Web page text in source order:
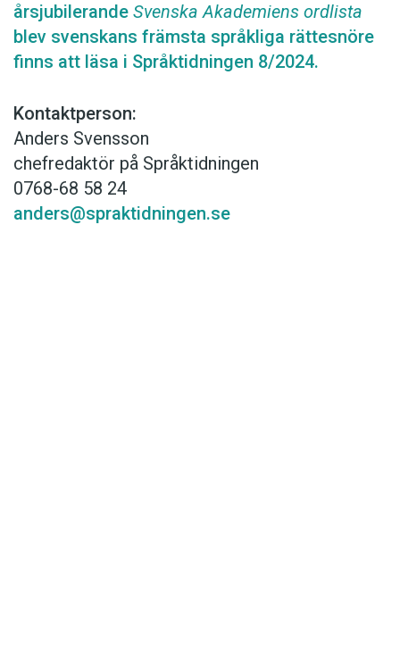
årsjubilerande Svenska Akademiens ordlista
blev svenskans främsta språkliga rättesnöre
finns att läsa i Språktidningen 8/2024.
Kontaktperson:
Anders Svensson
chefredaktör på Språktidningen
0768-68 58 24
anders@spraktidningen.se